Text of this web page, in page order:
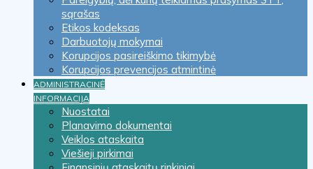
sąrašas
Etikos kodeksas
Darbuotojų mokymai
Korupcijos pasireiškimo tikimybė
Korupcijos prevencijos atmintinė
ADMINISTRACINĖ
INFORMACIJA
Nuostatai
Planavimo dokumentai
Veiklos ataskaita
Viešieji pirkimai